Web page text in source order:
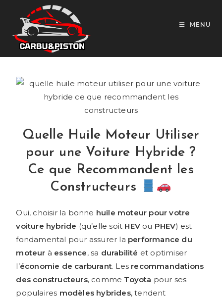
MENU
Quelle Huile Moteur Utiliser
pour une Voiture Hybride ?
Ce que Recommandent les
Constructeurs
Oui, choisir la bonne huile moteur pour votre
voiture hybride (qu’elle soit HEV ou PHEV) est
fondamental pour assurer la performance du
moteur à essence, sa durabilité et optimiser
l’économie de carburant. Les recommandations
des constructeurs, comme Toyota pour ses
populaires modèles hybrides, tendent